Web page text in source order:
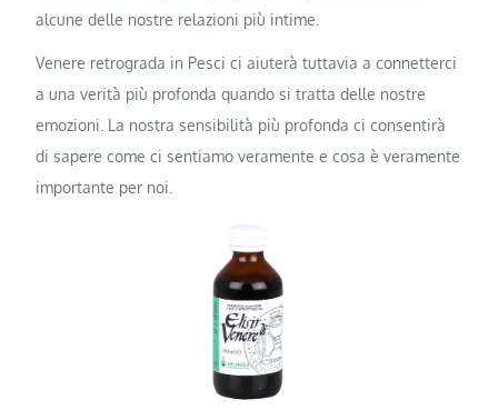
alcune delle nostre relazioni più intime.
Venere retrograda in Pesci ci aiuterà tuttavia a connetterci
a una verità più profonda quando si tratta delle nostre
emozioni. La nostra sensibilità più profonda ci consentirà
di sapere come ci sentiamo veramente e cosa è veramente
importante per noi.